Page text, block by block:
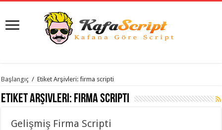
istanbul
evden
eve
organizasyon,
Başlangıç / Etiket Arşivleri: firma scripti
Etiket Arşivleri: firma scripti
Gelişmiş Firma Scripti